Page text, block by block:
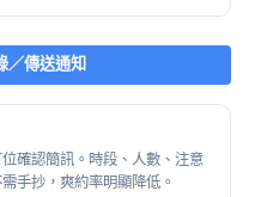
／傳送通知
確認簡訊。時段、人數、注意
手抄，爽約率明顯降低。